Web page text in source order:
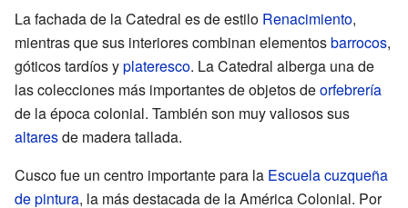
La fachada de la Catedral es de estilo Renacimiento,
mientras que sus interiores combinan elementosbarrocos,
góticos tardíos yplateresco. La Catedral alberga una de
las colecciones más importantes de objetos deorfebrería
de la época colonial. También son muy valiosos sus
altaresde madera tallada.
Cusco fue un centro importante para la Escuela cuzqueña
de pintura, la más destacada de la América Colonial. Por